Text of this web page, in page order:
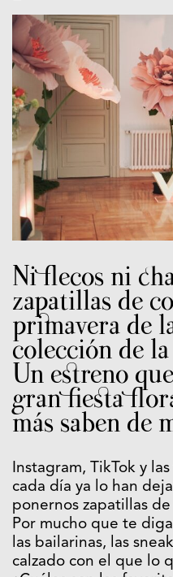
Ni flecos ni
zapatillas de
primavera de
colección de
Un estreno
gran fiesta
más saben de
Instagram, TikTok y
cada día ya lo han
ponernos zapatillas
Por mucho que te
las bailarinas, las
calzado con el que lo